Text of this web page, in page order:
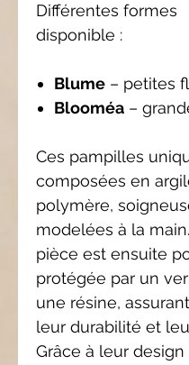
Différentes formes
disponible :
Blume – petites
Blooméa –
Ces pampilles
composées en
polymère,
modelées à la
pièce est ensuite
protégée par un
une résine,
leur durabilité et
Grâce à leur design